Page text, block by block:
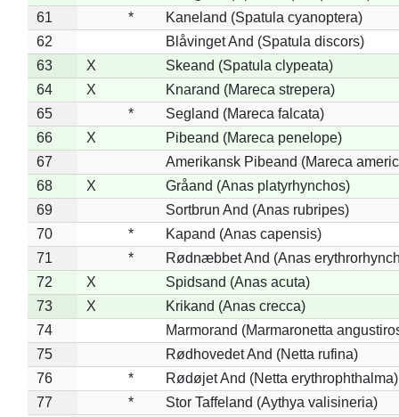
61
*
Kaneland (Spatula cyanoptera)
62
Blåvinget And (Spatula discors)
63
X
Skeand (Spatula clypeata)
64
X
Knarand (Mareca strepera)
65
*
Segland (Mareca falcata)
66
X
Pibeand (Mareca penelope)
67
Amerikansk Pibeand (Mareca
68
X
Gråand (Anas platyrhynchos)
69
Sortbrun And (Anas rubripes)
70
*
Kapand (Anas capensis)
71
*
Rødnæbbet And (Anas
72
X
Spidsand (Anas acuta)
73
X
Krikand (Anas crecca)
74
Marmorand (Marmaronetta
75
Rødhovedet And (Netta rufina)
76
*
Rødøjet And (Netta erythrophthalma)
77
*
Stor Taffeland (Aythya valisineria)